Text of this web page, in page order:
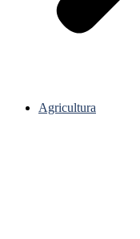
Agricultura